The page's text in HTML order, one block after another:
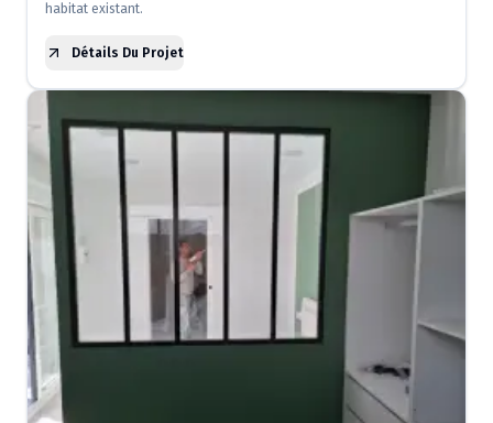
habitat existant.
Détails Du Projet